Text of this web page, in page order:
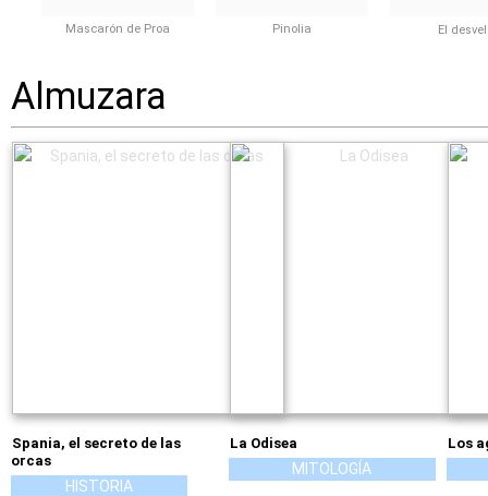
Mascarón de Proa Pinolia El
Almuzara
Spania, el secreto de las
orcas
HISTORIA
La Odisea
MITOLOGÍA
Los